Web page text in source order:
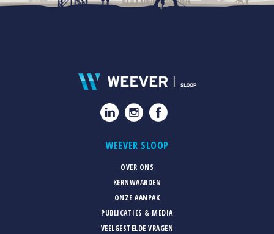
WEEVER SLOOP
OVER ONS
KERNWAARDEN
ONZE AANPAK
PUBLICATIES & MEDIA
VEELGESTELDE VRAGEN